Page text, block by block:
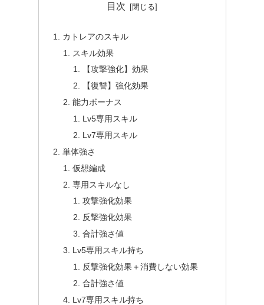
目次
カトレアのスキル
スキル効果
【攻撃強化】効果
【復讐】強化効果
能力ボーナス
Lv5専用スキル
Lv7専用スキル
単体強さ
仮想編成
専用スキルなし
攻撃強化効果
反撃強化効果
合計強さ値
Lv5専用スキル持ち
反撃強化効果＋消費しない効果
合計強さ値
Lv7専用スキル持ち